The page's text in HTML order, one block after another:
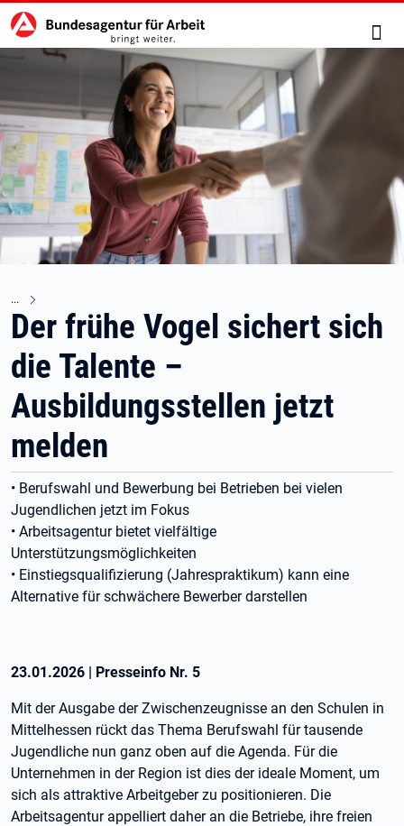
zu den Hauptinhalten springen
Hauptnavigation
Der frühe Vogel sichert sich
die Talente –
Ausbildungsstellen jetzt
melden
• Berufswahl und Bewerbung bei Betrieben bei vielen
Jugendlichen jetzt im Fokus
• Arbeitsagentur bietet vielfältige
Unterstützungsmöglichkeiten
• Einstiegsqualifizierung (Jahrespraktikum) kann eine
Alternative für schwächere Bewerber darstellen
23.01.2026 | Presseinfo Nr. 5
Mit der Ausgabe der Zwischenzeugnisse an den Schulen in
Mittelhessen rückt das Thema Berufswahl für tausende
Jugendliche nun ganz oben auf die Agenda. Für die
Unternehmen in der Region ist dies der ideale Moment, um
sich als attraktive Arbeitgeber zu positionieren. Die
Arbeitsagentur appelliert daher an die Betriebe, ihre freien